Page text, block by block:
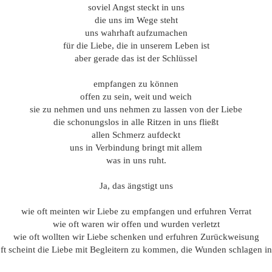
soviel Angst steckt in uns
die uns im Wege steht
uns wahrhaft aufzumachen
für die Liebe, die in unserem Leben ist
aber gerade das ist der Schlüssel
empfangen zu können
offen zu sein, weit und weich
sie zu nehmen und uns nehmen zu lassen von der Liebe
die schonungslos in alle Ritzen in uns fließt
allen Schmerz aufdeckt
uns in Verbindung bringt mit allem
was in uns ruht.
Ja, das ängstigt uns
wie oft meinten wir Liebe zu empfangen und erfuhren Verrat
wie oft waren wir offen und wurden verletzt
wie oft wollten wir Liebe schenken und erfuhren Zurückweisung
scheint die Liebe mit Begleitern zu kommen, die Wunden schlagen